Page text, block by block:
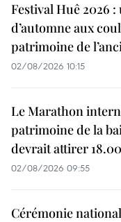
Festival Huê 2026 :
d’automne aux
patrimoine de
02/08/2026 10:15
Le Marathon
patrimoine de la
devrait attirer
02/08/2026 09:55
Cérémonie